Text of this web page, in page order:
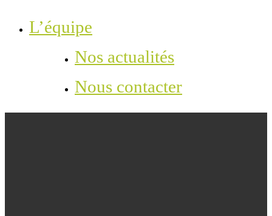
L’équipe
Nos actualités
Nous contacter